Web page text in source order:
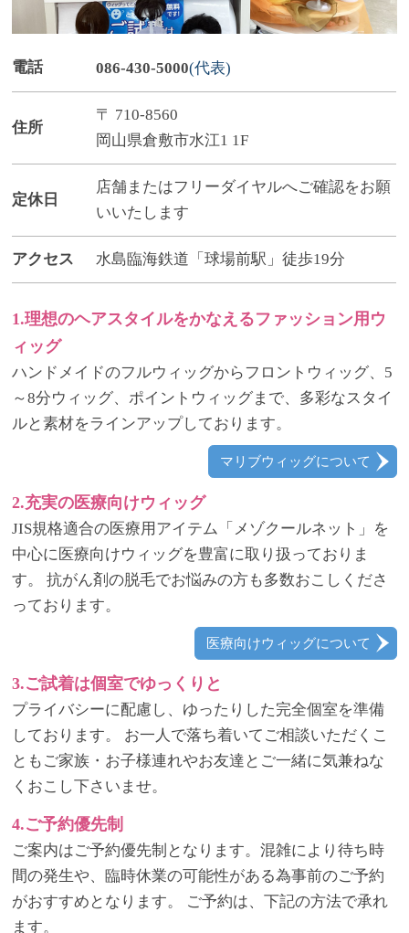
電話 086-430-5000(代表)
住所
〒 710-8560
岡山県倉敷市水江1 1F
定休日
店舗またはフリーダイヤルへご確認をお願
いいたします
アクセス 水島臨海鉄道「球場前駅」徒歩19分
1.理想のヘアスタイルをかなえるファッション用ウ
ィッグ
ハンドメイドのフルウィッグからフロントウィッグ、5
～8分ウィッグ、ポイントウィッグまで、多彩なスタイ
ルと素材をラインアップしております。
マリブウィッグについて
2.充実の医療向けウィッグ
JIS規格適合の医療用アイテム「メゾクールネット」を
中心に医療向けウィッグを豊富に取り扱っておりま
す。 抗がん剤の脱毛でお悩みの方も多数おこしくださ
っております。
医療向けウィッグについて
3.ご試着は個室でゆっくりと
プライバシーに配慮し、ゆったりした完全個室を準備
しております。 お一人で落ち着いてご相談いただくこ
ともご家族・お子様連れやお友達とご一緒に気兼ねな
くおこし下さいませ。
4.ご予約優先制
ご案内はご予約優先制となります。混雑により待ち時
間の発生や、臨時休業の可能性がある為事前のご予約
がおすすめとなります。 ご予約は、下記の方法で承れ
ます。